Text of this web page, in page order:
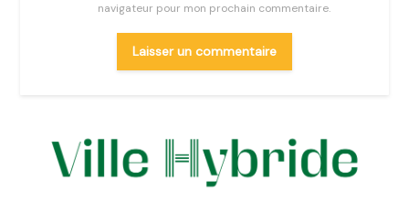
navigateur pour mon prochain commentaire.